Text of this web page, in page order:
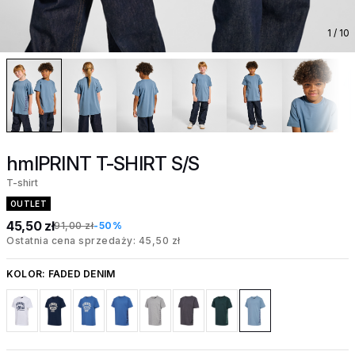
1 / 10
hmlPRINT T-SHIRT S/S
T-shirt
OUTLET
45,50 zł91,00 zł-50%
Ostatnia cena sprzedaży: 45,50 zł
KOLOR: FADED DENIM